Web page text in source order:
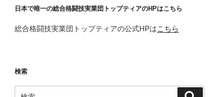
日本で唯一の総合格闘技実業団トップティアのHPはこちら
総合格闘技実業団トップティアの公式HPはこちら
検索